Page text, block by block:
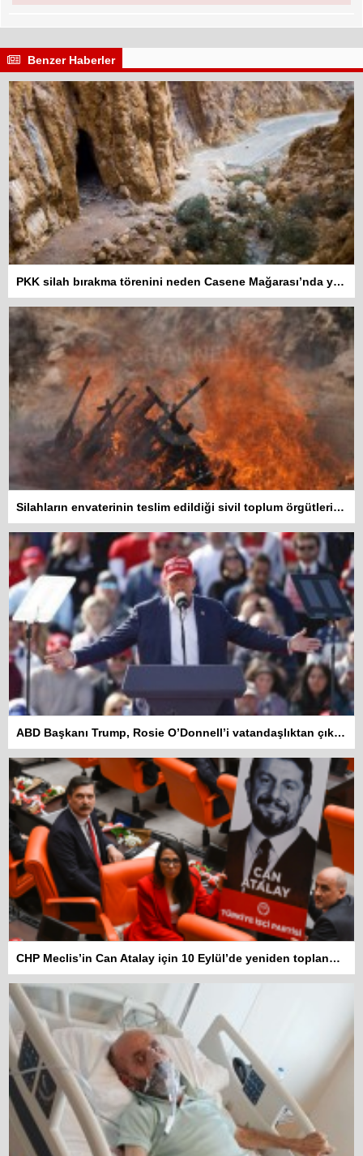
Benzer Haberler
PKK silah bırakma törenini neden Casene Mağarası’nda yaptı?
Silahların envaterinin teslim edildiği sivil toplum örgütleri rapor hazırlayacak
ABD Başkanı Trump, Rosie O’Donnell’i vatandaşlıktan çıkarmakla tehdit etti
CHP Meclis’in Can Atalay için 10 Eylül’de yeniden toplanmasını istedi